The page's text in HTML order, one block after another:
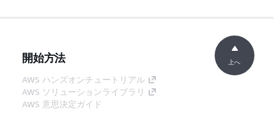
開始方法
AWS ハンズオンチュートリアル
AWS ソリューションライブラリ
AWS 意思決定ガイド
上へ